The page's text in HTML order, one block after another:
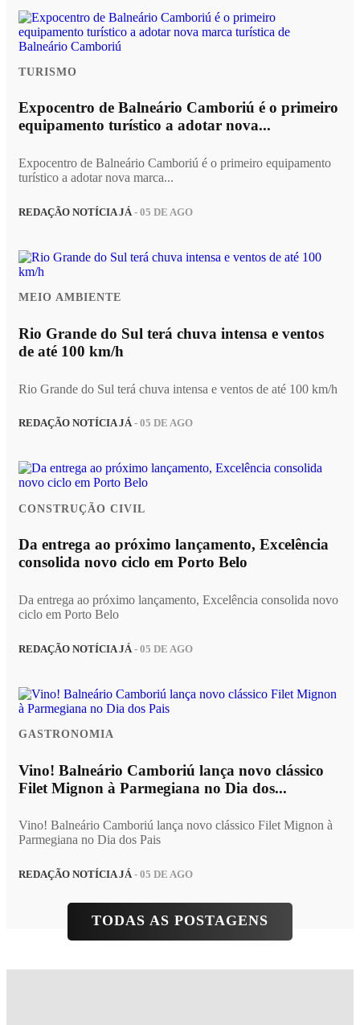
TURISMO
Expocentro de Balneário Camboriú é o primeiro
equipamento turístico a adotar nova...
Expocentro de Balneário Camboriú é o primeiro equipamento
turístico a adotar nova marca...
REDAÇÃO NOTÍCIA JÁ- 05 DE AGO
MEIO AMBIENTE
Rio Grande do Sul terá chuva intensa e ventos
de até 100 km/h
Rio Grande do Sul terá chuva intensa e ventos de até 100 km/h
REDAÇÃO NOTÍCIA JÁ- 05 DE AGO
CONSTRUÇÃO CIVIL
Da entrega ao próximo lançamento, Excelência
consolida novo ciclo em Porto Belo
Da entrega ao próximo lançamento, Excelência consolida novo
ciclo em Porto Belo
REDAÇÃO NOTÍCIA JÁ - 05 DE AGO
GASTRONOMIA
Vino! Balneário Camboriú lança novo clássico
Filet Mignon à Parmegiana no Dia dos...
Vino! Balneário Camboriú lança novo clássico Filet Mignon à
Parmegiana no Dia dos Pais
REDAÇÃO NOTÍCIA JÁ- 05 DE AGO
TODAS AS POSTAGENS